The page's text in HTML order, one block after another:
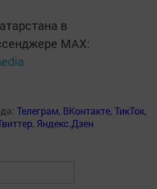
в
MАХ:
Телеграм, ВКонтакте,ТикТок,
, Яндекс.Дзен